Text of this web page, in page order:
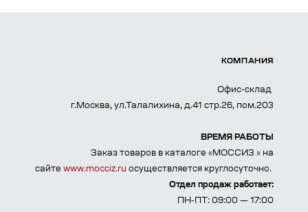
КОМПАНИЯ
Офис-склад
г.Москва, ул.Талалихина, д.41 стр.26, пом.203
ВРЕМЯ РАБОТЫ
Заказ товаров в каталоге «МОССИЗ » на
сайте www.mocciz.ru осуществляется круглосуточно.
Отдел продаж работает:
ПН-ПТ: 09:00 — 17:00